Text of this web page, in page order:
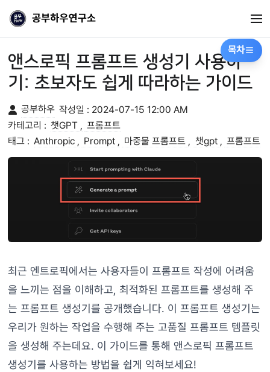
목차
앤스로픽 프롬프트 생성기 사용하
기: 초보자도 쉽게 따라하는 가이드
공부하우 작성일 : 2024-07-15 12:00 AM
카테고리 : 챗GPT
프롬프트
태그 : Anthropic Prompt 마중물 프롬프트 챗gpt 프롬프트
최근 엔트로픽에서는 사용자들이 프롬프트 작성에 어려움
을 느끼는 점을 이해하고, 최적화된 프롬프트를 생성해 주
는 프롬프트 생성기를 공개했습니다. 이 프롬프트 생성기는
우리가 원하는 작업을 수행해 주는 고품질 프롬프트 템플릿
을 생성해 주는데요. 이 가이드를 통해 앤스로픽 프롬프트
생성기를 사용하는 방법을 쉽게 익혀보세요!